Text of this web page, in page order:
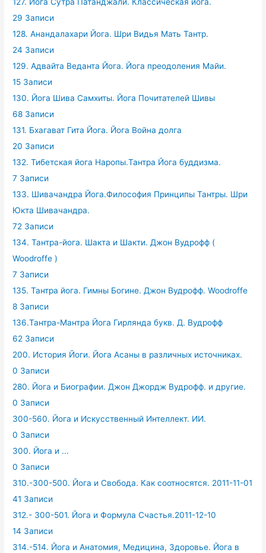
29 Записи
128. Анандалахари Йога. Шри Видья Мать Тантр.
24 Записи
129. Адвайта Веданта Йога. Йога преодоления Майи.
15 Записи
130. Йога Шива Самхиты. Йога Почитателей Шивы
68 Записи
131. Бхагават Гита Йога. Йога Война долга
20 Записи
132. Тибетская йога Наропы.Тантра Йога буддизма.
7 Записи
133. Шивачандра Йога.Философия Принципы Тантры. Шри
Юкта Шивачандра.
72 Записи
134. Тантра-йога. Шакта и Шакти. Джон Вудрофф (
Woodroffe )
7 Записи
135. Тантра йога. Гимны Богине. Джон Вудрофф. Woodroffe
8 Записи
136.Тантра-Мантра Йога Гирлянда букв. Д. Вудрофф
62 Записи
200. История Йоги. Йога Асаны в различных источниках.
0 Записи
280. Йога и Биографии. Джон Джордж Вудрофф. и другие.
0 Записи
300-560. Йога и Искусственный Интеллект. ИИ.
0 Записи
300. Йога и ...
0 Записи
310.-300-500. Йога и Свобода. Как соотносятся. 2011-11-01
41 Записи
312.- 300-501. Йога и Формула Счастья.2011-12-10
14 Записи
314.-514. Йога и Анатомия, Медицина, Здоровье. Йога в